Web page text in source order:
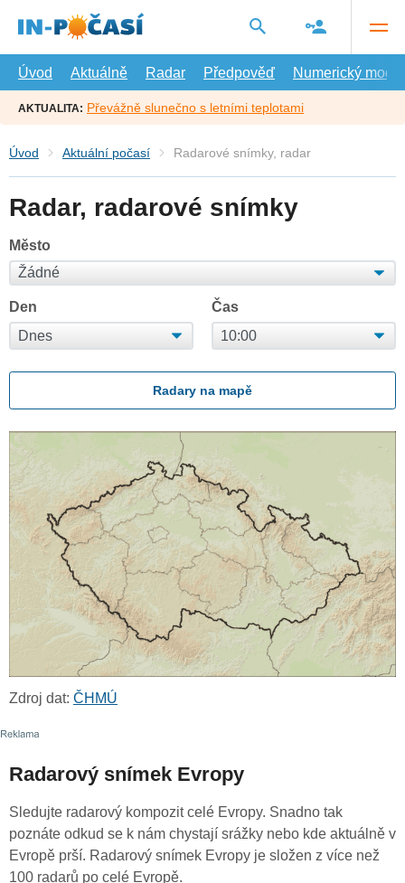
hlavní
Úvod
Aktuálně Radar Předpověď Numerický model
AKTUALITA: Převážně slunečno s letními teplotami
Úvod Aktuální počasí Radarové snímky, radar
Radar, radarové snímky
Město
Den Čas
Radary na mapě
Zdroj dat: ČHMÚ
Radarový snímek Evropy
Sledujte radarový kompozit celé Evropy. Snadno tak
poznáte odkud se k nám chystají srážky nebo kde aktuálně v
Evropě prší. Radarový snímek Evropy je složen z více než
100 radarů po celé Evropě.